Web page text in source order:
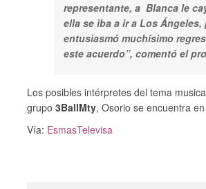
representante, a Blanca le
ella se iba a ir a Los
entusiasmó muchísimo
este acuerdo”, comentó el
Los posibles intérpretes del tema
grupo3BallMty, Osorio se encuentra
Vía: EsmasTelevisa